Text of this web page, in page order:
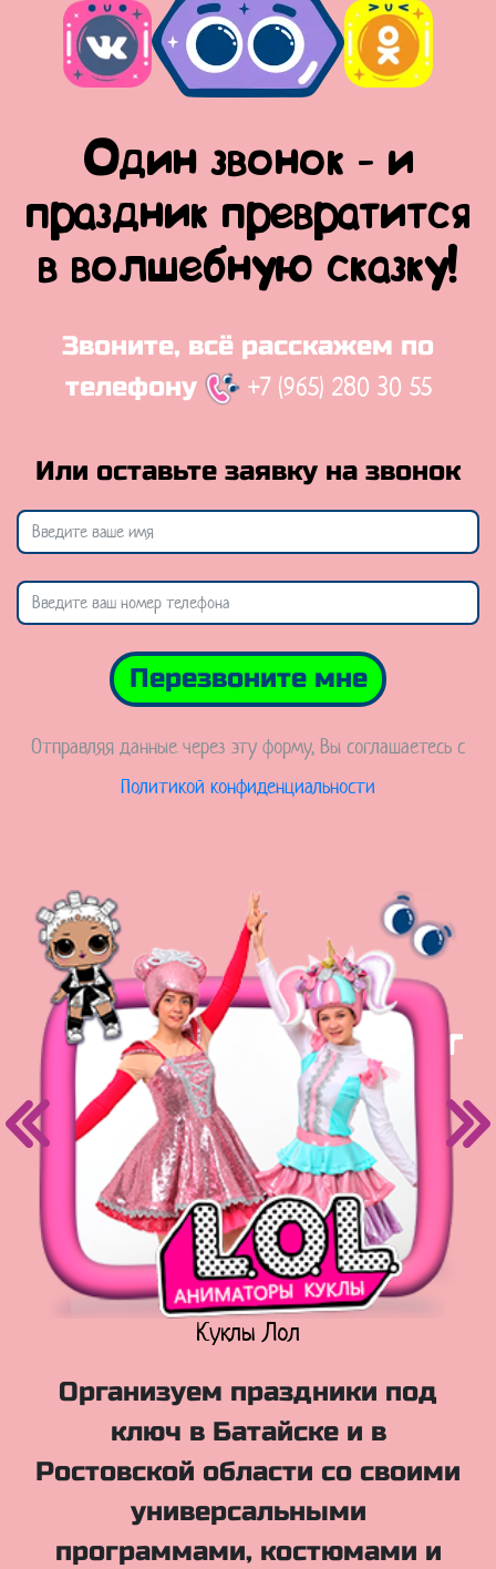
Один звонок - и
праздник превратится
в волшебную сказку!
Звоните, всё расскажем по
телефону
+7 (965) 280 30 55
Или оставьте заявку на звонок
Перезвоните мне
Отправляя данные через эту форму, Вы соглашаетесь с
Политикой конфиденциальности
Куклы Лол
Организуем праздники под
ключ в Батайске и в
Ростовской области со своими
универсальными
программами, костюмами и